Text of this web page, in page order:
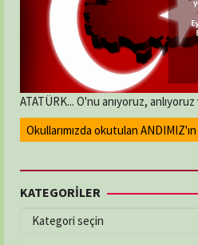
ATATÜRK... O'nu anıyoruz,
Okullarımızda okutulan ANDIMIZ'ın
KATEGORİLER
KATEGORİLER